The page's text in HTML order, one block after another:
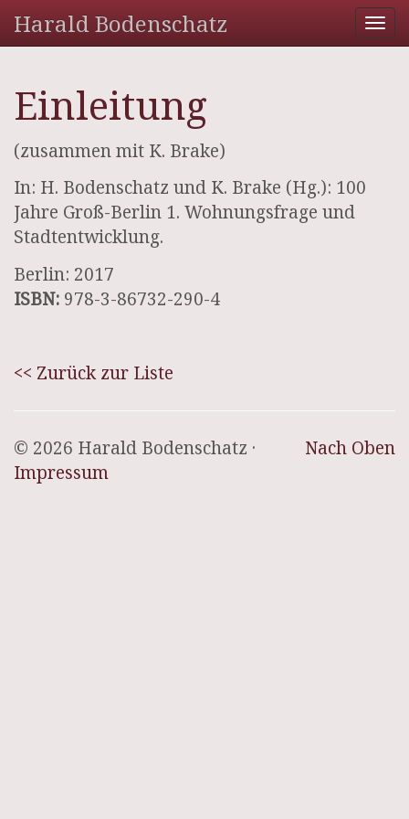
Harald Bodenschatz
Einleitung
(zusammen mit K. Brake)
In: H. Bodenschatz und K. Brake (Hg.): 100
Jahre Groß-Berlin 1. Wohnungsfrage und
Stadtentwicklung.
Berlin: 2017
ISBN: 978-3-86732-290-4
<< Zurück zur Liste
Nach Oben
© 2026 Harald Bodenschatz ·
Impressum